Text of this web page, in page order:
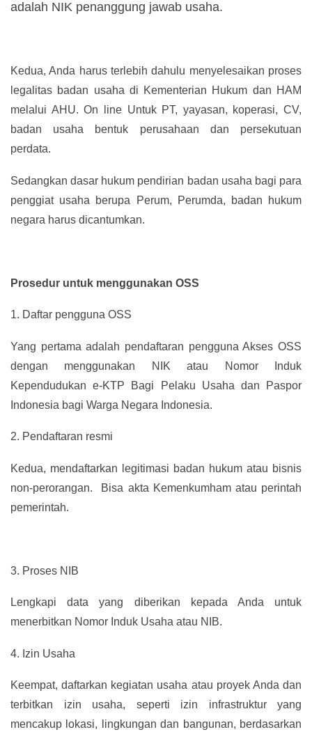
adalah NIK penanggung jawab usaha.
Kedua, Anda harus terlebih dahulu menyelesaikan proses
legalitas badan usaha di Kementerian Hukum dan HAM
melalui AHU. On line Untuk PT, yayasan, koperasi, CV,
badan usaha bentuk perusahaan dan persekutuan
perdata.
Sedangkan dasar hukum pendirian badan usaha bagi para
penggiat usaha berupa Perum, Perumda, badan hukum
negara harus dicantumkan.
Prosedur untuk menggunakan OSS
1. Daftar pengguna OSS
Yang pertama adalah pendaftaran pengguna Akses OSS
dengan menggunakan NIK atau Nomor Induk
Kependudukan e-KTP Bagi Pelaku Usaha dan Paspor
Indonesia bagi Warga Negara Indonesia.
2. Pendaftaran resmi
Kedua, mendaftarkan legitimasi badan hukum atau bisnis
non-perorangan. Bisa akta Kemenkumham atau perintah
pemerintah.
3. Proses NIB
Lengkapi data yang diberikan kepada Anda untuk
menerbitkan Nomor Induk Usaha atau NIB.
4. Izin Usaha
Keempat, daftarkan kegiatan usaha atau proyek Anda dan
terbitkan izin usaha, seperti izin infrastruktur yang
mencakup lokasi, lingkungan dan bangunan, berdasarkan